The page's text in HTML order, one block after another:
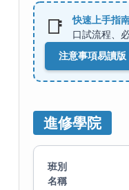
📑
快速上手指
口試流程、
注意事項易讀
進修學院
班別
名稱